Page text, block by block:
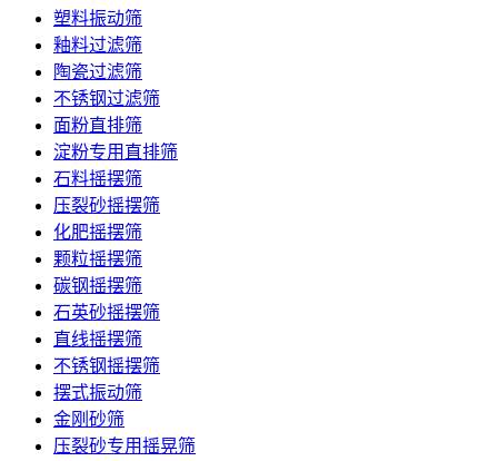
塑料振动筛
釉料过滤筛
陶瓷过滤筛
不锈钢过滤筛
面粉直排筛
淀粉专用直排筛
石料摇摆筛
压裂砂摇摆筛
化肥摇摆筛
颗粒摇摆筛
碳钢摇摆筛
石英砂摇摆筛
直线摇摆筛
不锈钢摇摆筛
摆式振动筛
金刚砂筛
压裂砂专用摇晃筛